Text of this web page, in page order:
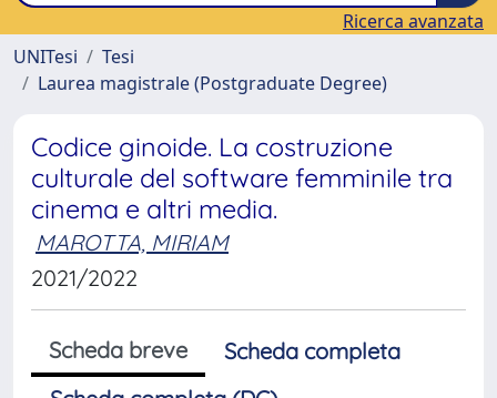
Ricerca avanzata
UNITesi
Tesi
Laurea magistrale (Postgraduate Degree)
Codice ginoide. La costruzione
culturale del software femminile tra
cinema e altri media.
MAROTTA, MIRIAM
2021/2022
Scheda breve
Scheda completa